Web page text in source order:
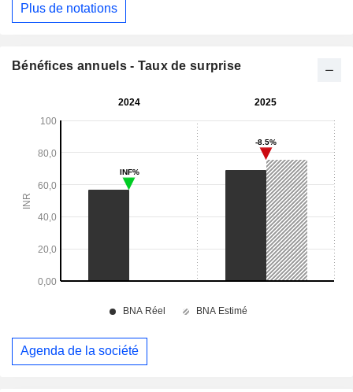
Plus de notations
Bénéfices annuels - Taux de surprise
Agenda de la société